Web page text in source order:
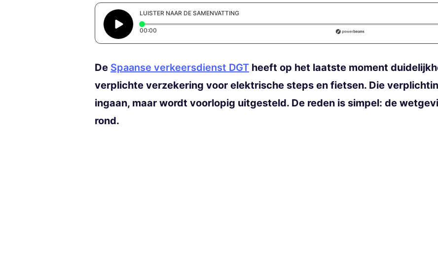
LUISTER NAAR DE SAMENVATTING
00:00
De Spaanse verkeersdienst DGT heeft op het laatste moment
verplichte verzekering voor elektrische steps en fietsen. Die
ingaan, maar wordt voorlopig uitgesteld. De reden is simpel: de
rond.